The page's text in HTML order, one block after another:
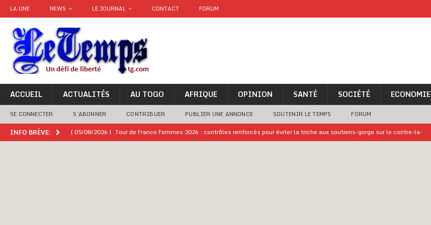
LA UNE NEWS LE JOURNAL CONTACT FORUM
ACCUEIL ACTUALITÉS AU TOGO AFRIQUE OPINION SANTÉ SOCIÉTÉ ECONOMIE
SE CONNECTER S’ABONNER CONTRIBUER PUBLIER UNE ANNONCE SOUTENIR LE TEMPS FORUM
INFO BRÈVE: [ 05/08/2026 ] Tour de France Femmes 2026 : contrôles renforcés pour éviter la triche aux soutiens-gorge sur le contre-la-